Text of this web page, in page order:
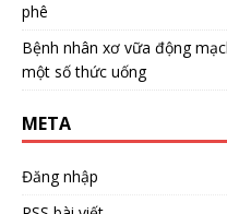
phê
Bệnh nhân xơ vữa động
một số thức uống
META
Đăng nhập